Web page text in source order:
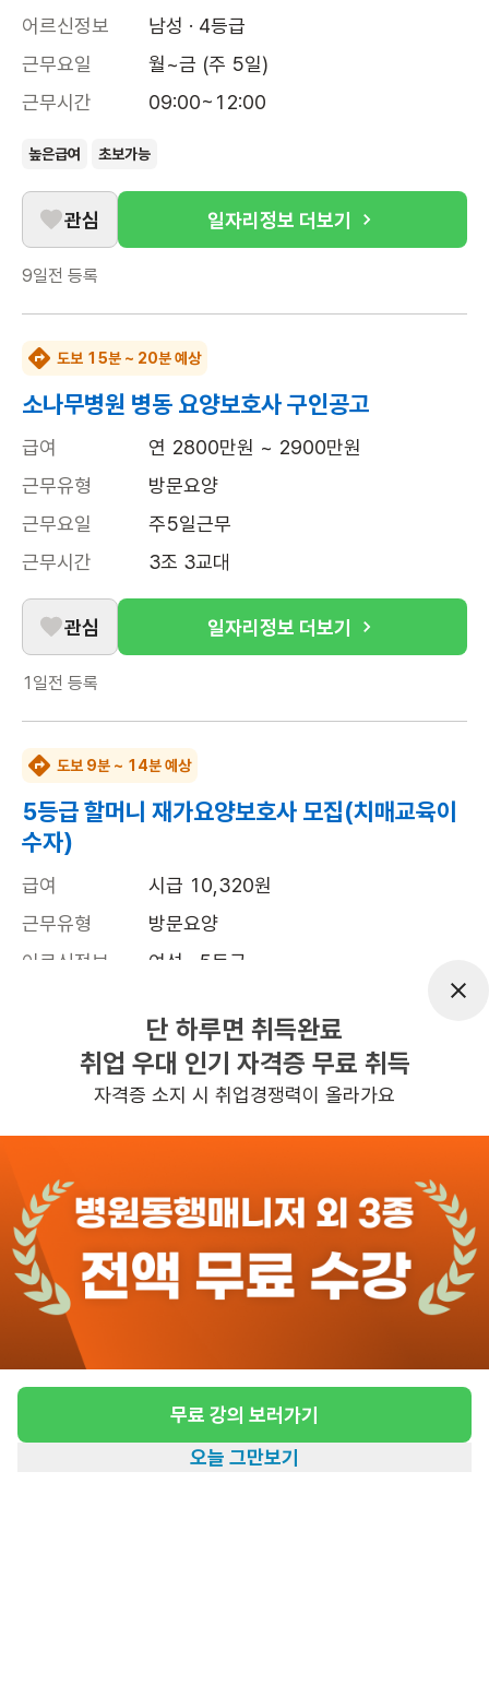
어르신정보
남성 · 4등급
근무요일
월~금 (주 5일)
근무시간
09:00~12:00
높은급여 초보가능
관심 일자리정보 더보기
9일전 등록
도보 15분 ~ 20분 예상
소나무병원 병동 요양보호사 구인공고
급여
연 2800만원 ~ 2900만원
근무유형
방문요양
근무요일
주5일근무
근무시간
3조 3교대
관심 일자리정보 더보기
1일전 등록
도보 9분 ~ 14분 예상
5등급 할머니 재가요양보호사 모집(치매교육이
수자)
급여
시급 10,320원
근무유형
방문요양
어르신정보
여성 · 5등급
평일 : (근무시간) (오후) 1시 00분 ~ (오
후) 4시 00분, 주 5일 근무
관심 일자리정보 더보기
1일전등록
도보 18분 ~ 23분 예상
[중구 영주동] 재가요양보호사 모집
어르신정보
단 하루면 취득완료
취업 우대 인기 자격증 무료 취득
자격증 소지 시 취업경쟁력이 올라가요
무료 강의 보러가기
오늘 그만보기